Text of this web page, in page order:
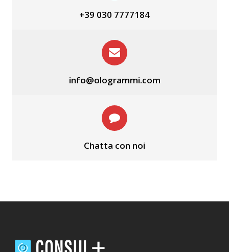
+39 030 7777184
info@ologrammi.com
Chatta con noi